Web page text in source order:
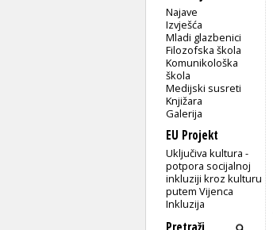
Najave
Izvješća
Mladi glazbenici
Filozofska škola
Komunikološka
škola
Medijski susreti
Knjižara
Galerija
EU Projekt
Uključiva kultura -
potpora socijalnoj
inkluziji kroz kulturu
putem Vijenca
Inkluzija